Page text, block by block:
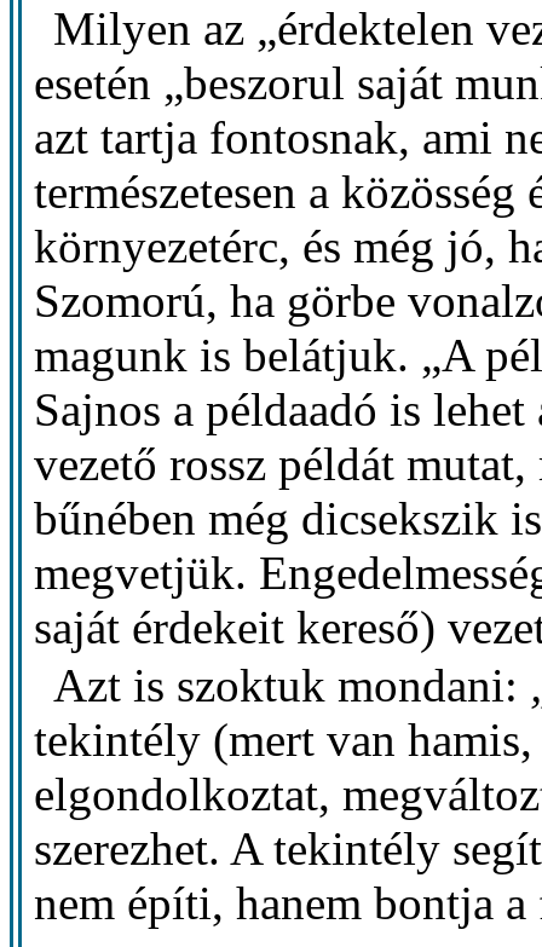
Milyen az „érdektelen
esetén „beszorul saját
azt tartja fontosnak, ami
természetesen a
környezetérc, és még jó,
Szomorú, ha görbe
magunk is belátjuk. „A
Sajnos a példaadó is
vezető rossz példát
bűnében még dicsekszik
megvetjük.
saját érdekeit kereső)
Azt is szoktuk mondani:
tekintély (mert van hamis,
elgondolkoztat,
szerezhet. A tekintély
nem építi, hanem bontja a